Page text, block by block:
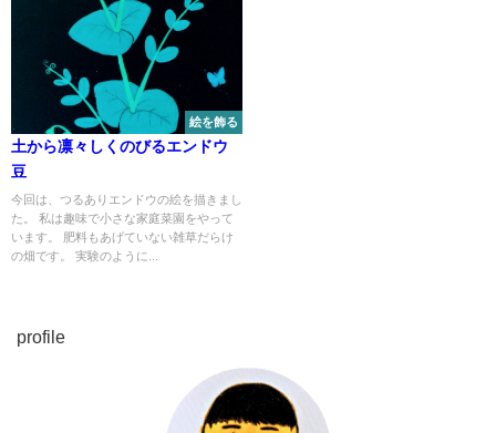
絵を飾る
土から凛々しくのびるエンドウ
豆
今回は、つるありエンドウの絵を描きまし
た。 私は趣味で小さな家庭菜園をやって
います。 肥料もあげていない雑草だらけ
の畑です。 実験のように...
profile